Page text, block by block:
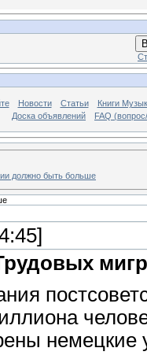
Новости Статьи
Книги
Доска объявлений
FAQ
должно быть больше
немецкие